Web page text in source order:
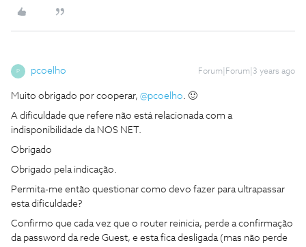
P pcoelho Forum|Forum|3 years ago
Muito obrigado por cooperar, @pcoelho. 🙂
A dificuldade que refere não está relacionada com a
indisponibilidade da NOS NET.
Obrigado
Obrigado pela indicação.
Permita-me então questionar como devo fazer para ultrapassar
esta dificuldade?
Confirmo que cada vez que o router reinicia, perde a confirmação
da password da rede Guest, e esta fica desligada (mas não perde